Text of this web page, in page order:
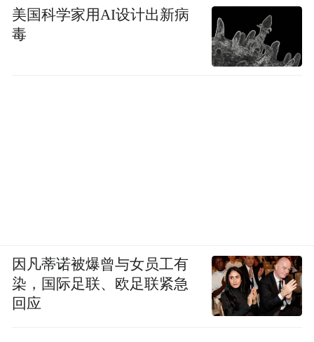
美国科学家用AI设计出新病
毒
因凡蒂诺被爆曾与女员工有
染，国际足联、欧足联紧急
回应